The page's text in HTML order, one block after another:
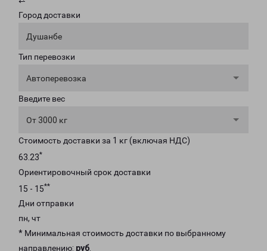
Город доставки
Душанбе
Тип перевозки
Автоперевозка
Введите вес
От 3000 кг
Стоимость доставки за 1 кг (включая НДС)
63.23*
Ориентировочный срок доставки
15 - 15**
Дни отправки
пн, чт
* Минимальная стоимость доставки по выбранному
направлению: руб.